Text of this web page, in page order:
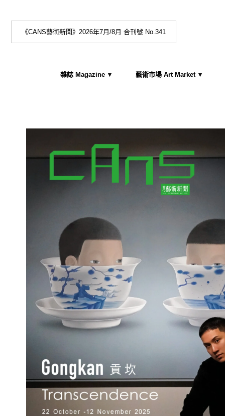
《CANS藝術新聞》2026年7月/8月 合刊號 No.341
雜誌 Magazine 藝術市場 Art Market